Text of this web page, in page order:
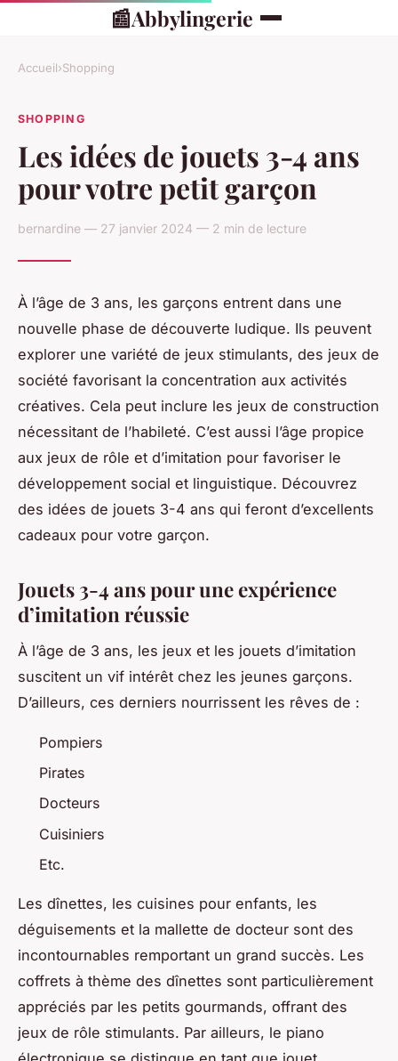
📰Abbylingerie
Accueil›Shopping
SHOPPING
Les idées de jouets 3-4 ans
pour votre petit garçon
bernardine — 27 janvier 2024 — 2 min de lecture
À l’âge de 3 ans, les garçons entrent dans une
nouvelle phase de découverte ludique. Ils peuvent
explorer une variété de jeux stimulants, des jeux de
société favorisant la concentration aux activités
créatives. Cela peut inclure les jeux de construction
nécessitant de l’habileté. C’est aussi l’âge propice
aux jeux de rôle et d’imitation pour favoriser le
développement social et linguistique. Découvrez
des idées de jouets 3-4 ans qui feront d’excellents
cadeaux pour votre garçon.
Jouets 3-4 ans pour une expérience
d’imitation réussie
À l’âge de 3 ans, les jeux et les jouets d’imitation
suscitent un vif intérêt chez les jeunes garçons.
D’ailleurs, ces derniers nourrissent les rêves de :
Pompiers
Pirates
Docteurs
Cuisiniers
Etc.
Les dînettes, les cuisines pour enfants, les
déguisements et la mallette de docteur sont des
incontournables remportant un grand succès. Les
coffrets à thème des dînettes sont particulièrement
appréciés par les petits gourmands, offrant des
jeux de rôle stimulants. Par ailleurs, le piano